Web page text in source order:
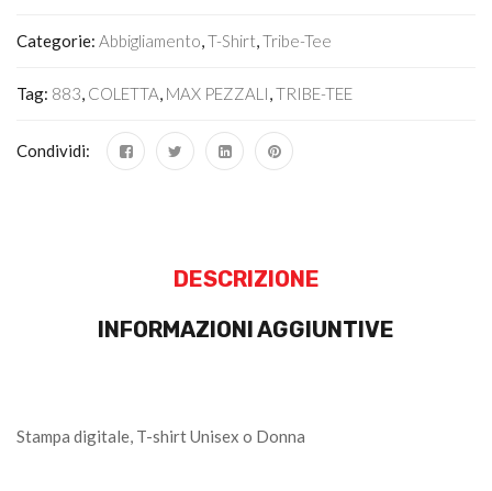
Categorie: Abbigliamento,T-Shirt,Tribe-Tee
Tag: 883, COLETTA, MAX PEZZALI,TRIBE-TEE
Condividi:
DESCRIZIONE
INFORMAZIONI AGGIUNTIVE
Stampa digitale, T-shirt Unisex o Donna